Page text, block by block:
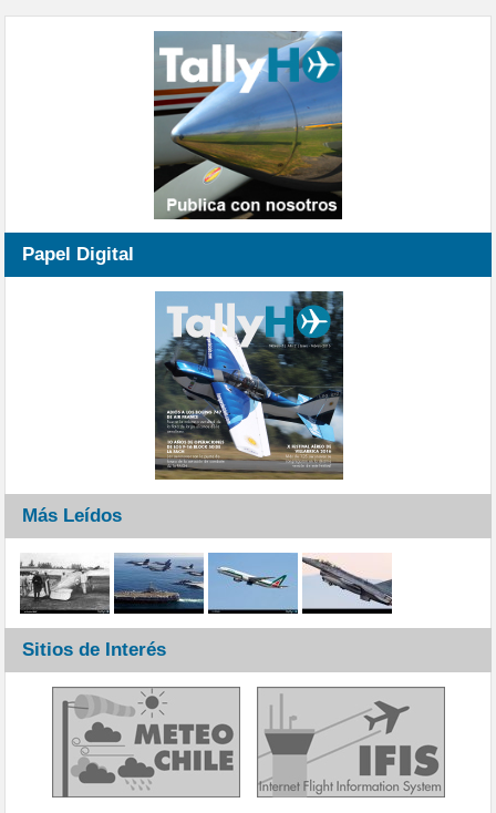
Papel Digital
Más Leídos
Sitios de Interés